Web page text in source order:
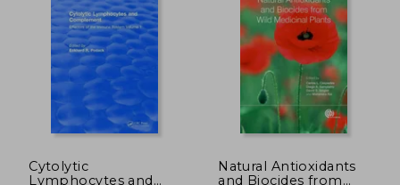
45%
dcto.
45%
dcto.
Cytolytic
Lymphocytes and
Natural Antioxidants
and Biocides from